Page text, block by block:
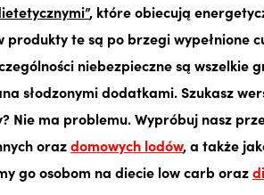
, które obiecują
te są po brzegi wypełnione
niebezpieczne są wszelkie
słodzonymi dodatkami. Szukasz
Nie ma problemu. Wypróbuj nasz
orazdomowych lodów, a także
go osobom na diecie low carb oraz